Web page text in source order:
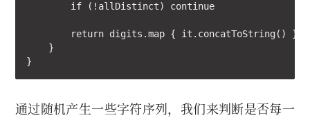
        if (!allDistinct) continue
        return digits.map { it.concatToString() }
    }
}
通过随机产生一些字符序列，我们来判断是否每一